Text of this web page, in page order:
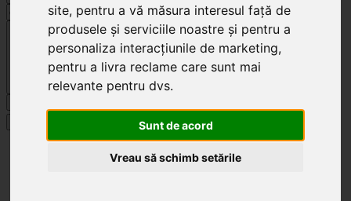
site, pentru a vă măsura interesul față de
produsele și serviciile noastre și pentru a
personaliza interacțiunile de marketing,
pentru a livra reclame care sunt mai
relevante pentru dvs.
Sunt de acord
Vreau să schimb setările
Cluj-Napoca